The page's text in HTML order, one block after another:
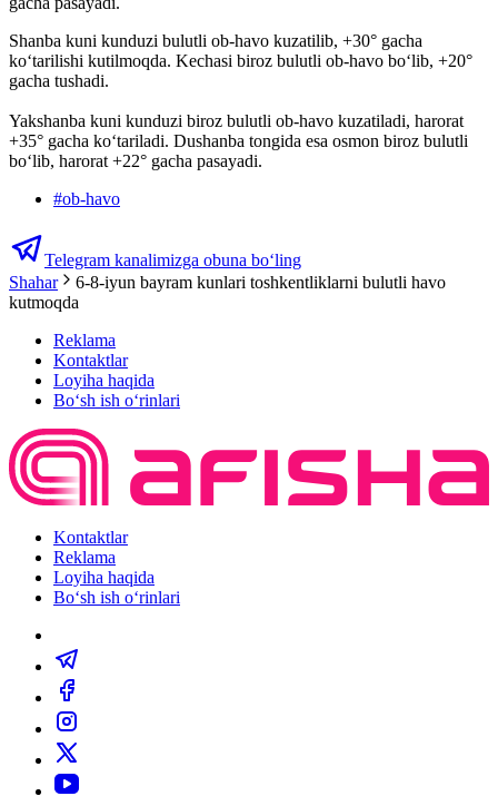
Shanba kuni kunduzi bulutli ob-havo kuzatilib, +30° gacha
koʻtarilishi kutilmoqda. Kechasi biroz bulutli ob-havo boʻlib, +20°
gacha tushadi.
Yakshanba kuni kunduzi biroz bulutli ob-havo kuzatiladi, harorat
+35° gacha ko‘tariladi. Dushanba tongida esa osmon biroz bulutli
bo‘lib, harorat +22° gacha pasayadi.
#ob-havo
Telegram kanalimizga obuna bo‘ling
Shahar
6-8-iyun bayram kunlari toshkentliklarni bulutli havo
kutmoqda
Reklama
Kontaktlar
Loyiha haqida
Bo‘sh ish o‘rinlari
Kontaktlar
Reklama
Loyiha haqida
Bo‘sh ish o‘rinlari